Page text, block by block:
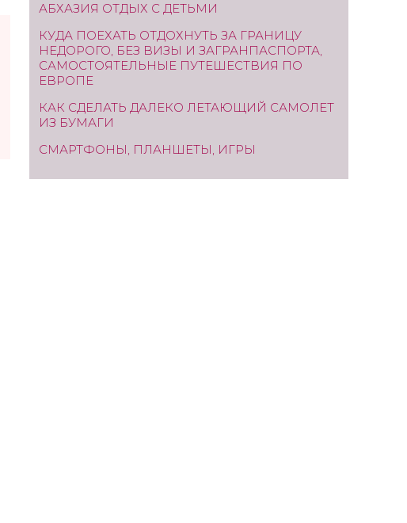
АБХАЗИЯ ОТДЫХ С ДЕТЬМИ
КУДА ПОЕХАТЬ ОТДОХНУТЬ ЗА ГРАНИЦУ
НЕДОРОГО, БЕЗ ВИЗЫ И ЗАГРАНПАСПОРТА,
САМОСТОЯТЕЛЬНЫЕ ПУТЕШЕСТВИЯ ПО
ЕВРОПЕ
КАК СДЕЛАТЬ ДАЛЕКО ЛЕТАЮЩИЙ САМОЛЕТ
ИЗ БУМАГИ
СМАРТФОНЫ, ПЛАНШЕТЫ, ИГРЫ